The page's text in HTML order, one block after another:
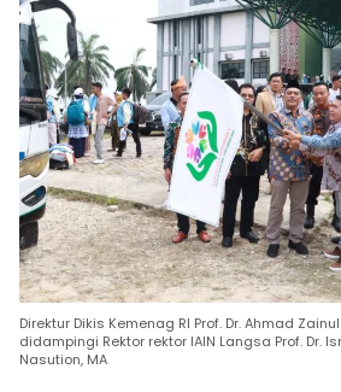
Direktur Dikis Kemenag RI Prof. Dr. Ahmad
didampingi Rektor rektor IAIN Langsa Prof. Dr.
Nasution, MA